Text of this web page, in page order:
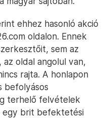
ehhez hasonló akció
oldalon. Ennek
sem az
oldal angolul van,
rajta. A honlapon
befolyásos
terhelő felvételek
egy brit befektetési